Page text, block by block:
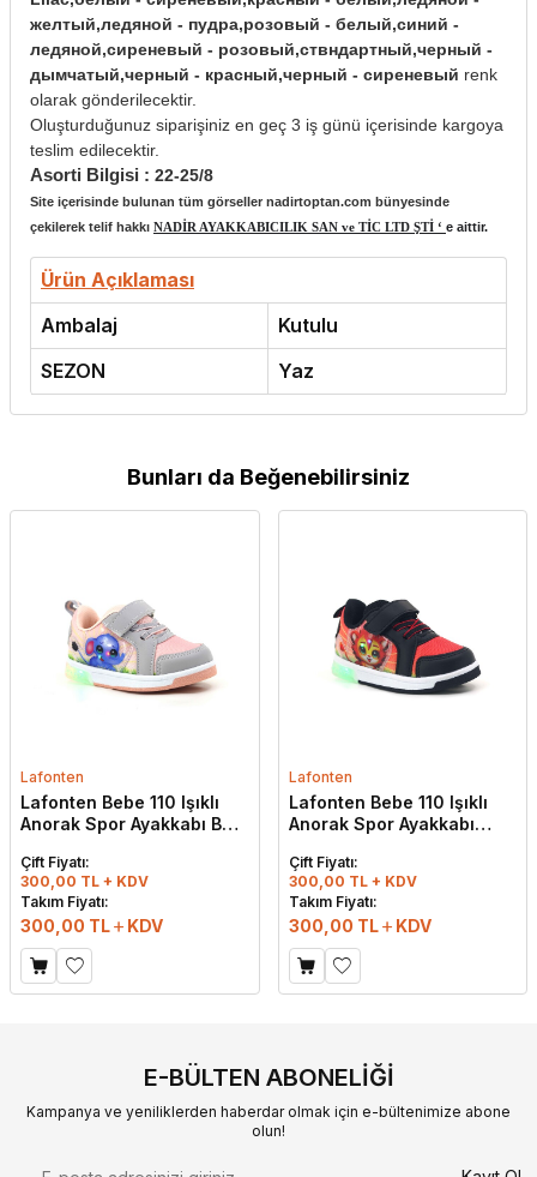
желтый,ледяной - пудра,розовый - белый,синий -
ледяной,сиреневый - розовый,ствндартный,черный -
дымчатый,черный - красный,черный - сиреневый renk
olarak gönderilecektir.
Oluşturduğunuz siparişiniz en geç 3 iş günü içerisinde kargoya
teslim edilecektir.
Asorti Bilgisi : 22-25/8
Site içerisinde bulunan tüm görseller nadirtoptan.com bünyesinde
çekilerek telif hakkı NADİR AYAKKABICILIK SAN ve TİC LTD ŞTİ ‘ e aittir.
Ürün Açıklaması
Ambalaj
Kutulu
SEZON
Yaz
Bunları da Beğenebilirsiniz
Lafonten
Lafonten Bebe 110 Işıklı
Anorak Spor Ayakkabı Buz
Çift Fiyatı:
300,00 TL + KDV
Takım Fiyatı:
300,00 TL KDV
Lafonten
Lafonten Bebe 110 Işıklı
Anorak Spor Ayakkabı
Çift Fiyatı:
300,00 TL + KDV
Takım Fiyatı:
300,00 TL KDV
E-BÜLTEN ABONELIĞI
Kampanya ve yeniliklerden haberdar olmak için e-bültenimize abone
olun!